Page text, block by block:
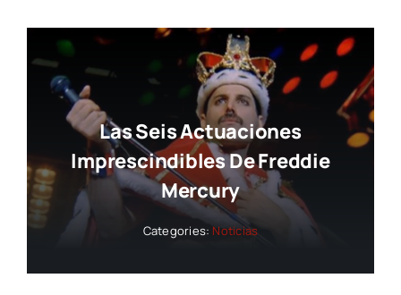
Las Seis Actuaciones
Imprescindibles De Freddie
Mercury
Categories: Noticias